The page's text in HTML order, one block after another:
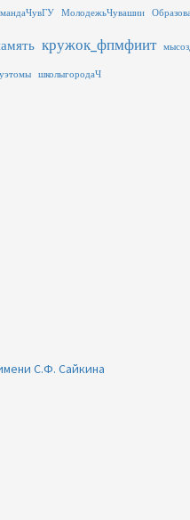
МолодежьЧувашии
кружок_фпмфиит
школыгородаЧ
С.Ф. Сайкина